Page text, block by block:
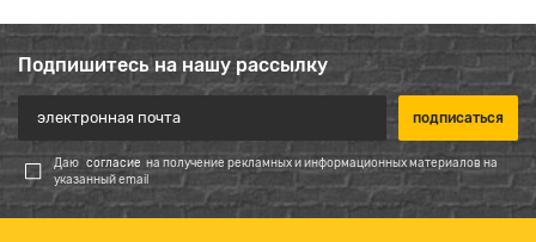
Подпишитесь на нашу рассылку
Даю согласие на получение рекламных и информационных материалов на
указанный email